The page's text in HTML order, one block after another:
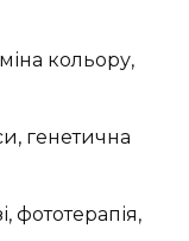
кольору,
генетична
фототерапія,